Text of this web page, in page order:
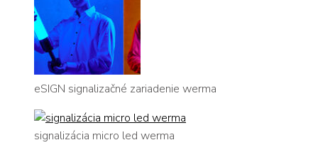
eSIGN signalizačné zariadenie werma
signalizácia micro led werma